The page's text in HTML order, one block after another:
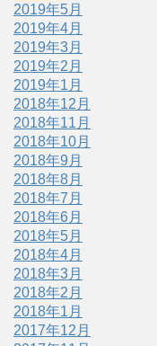
2019年5月
2019年4月
2019年3月
2019年2月
2019年1月
2018年12月
2018年11月
2018年10月
2018年9月
2018年8月
2018年7月
2018年6月
2018年5月
2018年4月
2018年3月
2018年2月
2018年1月
2017年12月